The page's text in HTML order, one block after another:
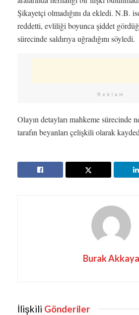
Şikayetçi olmadığını da ekledi. N.B.
reddetti, evliliği boyunca şiddet
sürecinde saldırıya uğradığını söyledi.
Reklam
Olayın detayları mahkeme sürecinde
tarafın beyanları çelişkili olarak
Burak Akkaya
İlişkili Gönderiler